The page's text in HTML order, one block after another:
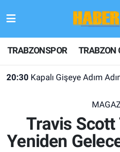
TRABZONSPOR TRABZON
20:30 Kapalı Gişeye Adım Adım!
Travis
Yeniden
TRABZONSPOR
TRABZON GUNDEMI
KULİS MEYDANI
Hava Durumu
Trafik Durumu
Son Dakika Haberleri